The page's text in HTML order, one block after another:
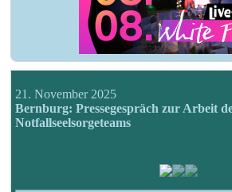
21. November 2025
Bernburg: Pressegespräch zur Arbeit
Notfallseelsorgeteams